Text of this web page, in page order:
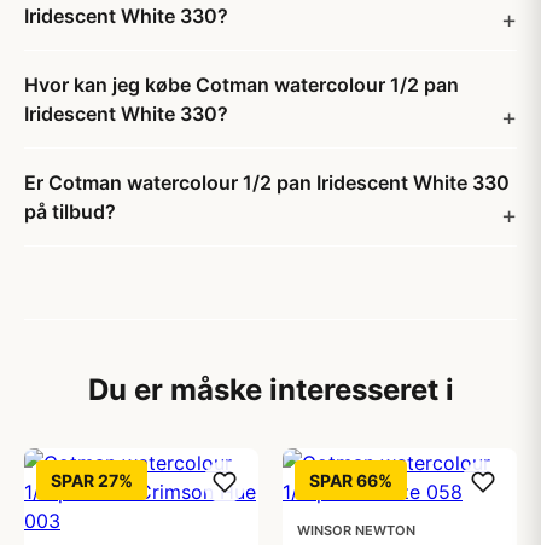
Iridescent White 330?
Hvor kan jeg købe Cotman watercolour 1/2 pan
Iridescent White 330?
Er Cotman watercolour 1/2 pan Iridescent White 330
på tilbud?
Du er måske interesseret i
SPAR 27% SPAR 66%
WINSOR NEWTON